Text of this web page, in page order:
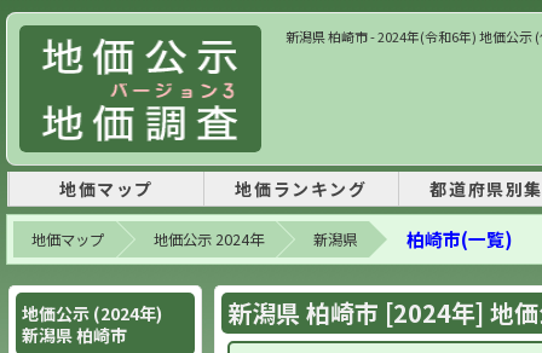
新潟県 柏崎市 - 2024年(令和6年) 地価公
地価マップ 地価ランキング 都道府県別
地価マップ 地価公示 2024年 新潟県 柏崎市(一覧)
地価公示 (2024年)
新潟県 柏崎市
新潟県 柏崎市 [2024年] 地